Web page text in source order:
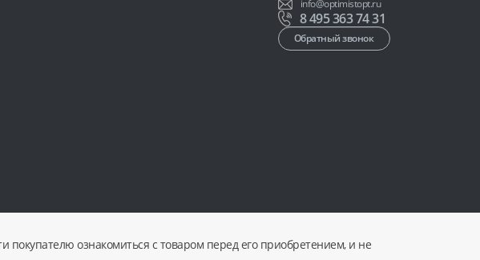
info@optimistopt.ru
8 495 363 74 31
Обратный звонок
ознакомиться с товаром перед его приобретением, и не